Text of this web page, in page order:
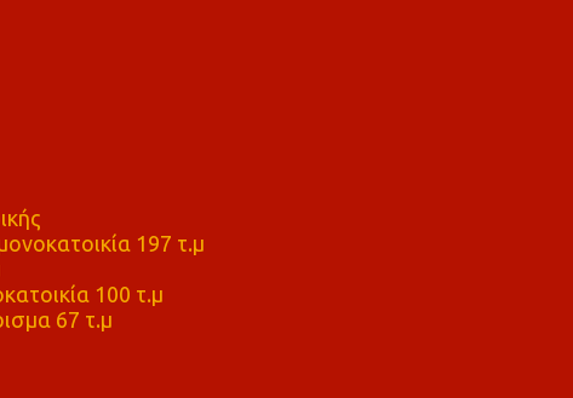
197 τ.μ
100 τ.μ
67 τ.μ